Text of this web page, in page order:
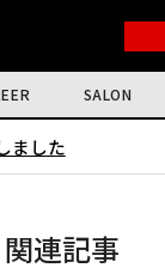
SALON
ました
関連記事